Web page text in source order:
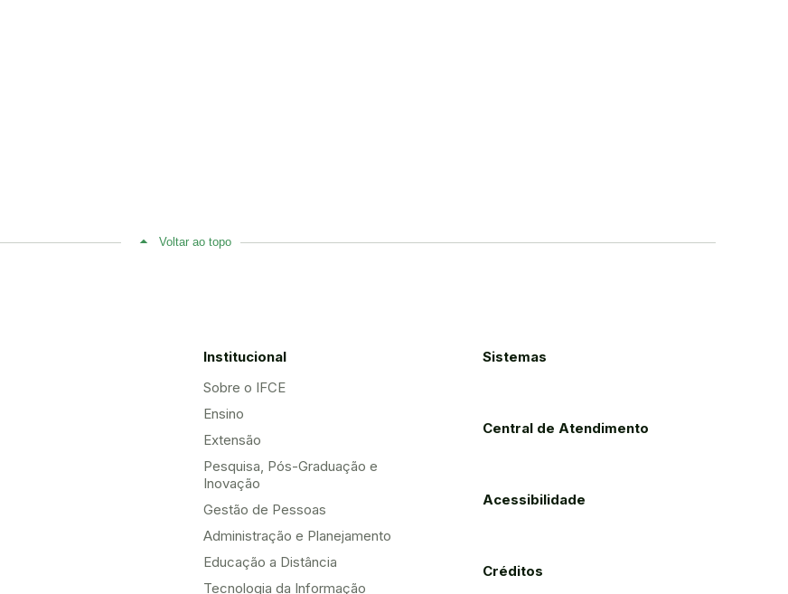
Voltar ao topo
Institucional
Sobre o IFCE
Ensino
Extensão
Pesquisa, Pós-Graduação e
Inovação
Gestão de Pessoas
Administração e Planejamento
Educação a Distância
Tecnologia da Informação
Sistemas
Central de Atendimento
Acessibilidade
Créditos